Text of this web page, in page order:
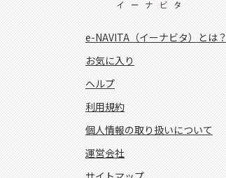
e-NAVITA（イーナビタ）とは？
お気に入り
ヘルプ
利用規約
個人情報の取り扱いについて
運営会社